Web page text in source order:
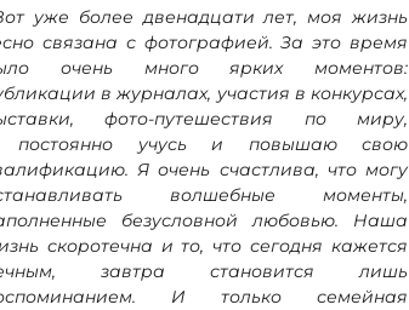
уже более двенадцати лет, моя жизнь
связана с фотографией. За это время
очень много ярких моментов:
в журналах, участия в конкурсах,
фото-путешествия по миру,
постоянно учусь и повышаю свою
Я очень счастлива, что могу
волшебные моменты,
безусловной любовью. Наша
скоротечна и то, что сегодня кажется
завтра становится лишь
И только семейная